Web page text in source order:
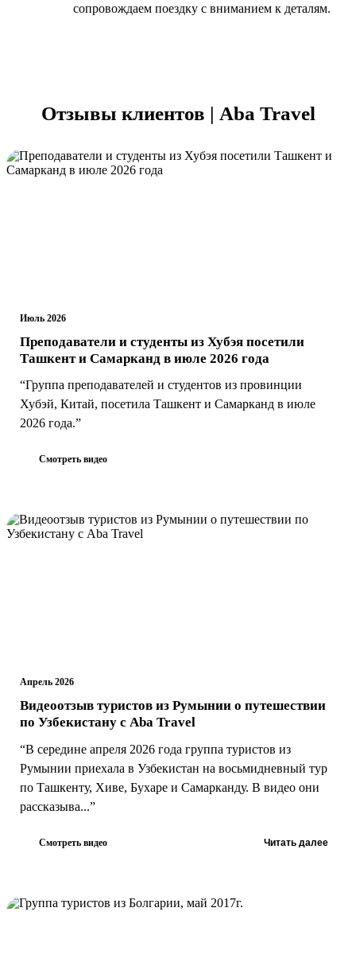
сопровождаем поездку с вниманием к деталям.
Отзывы клиентов | Aba Travel
Июль 2026
Преподаватели и студенты из Хубэя посетили
Ташкент и Самарканд в июле 2026 года
“Группа преподавателей и студентов из провинции
Хубэй, Китай, посетила Ташкент и Самарканд в июле
2026 года.”
Смотреть видео
Апрель 2026
Видеоотзыв туристов из Румынии о путешествии
по Узбекистану с Aba Travel
“В середине апреля 2026 года группа туристов из
Румынии приехала в Узбекистан на восьмидневный тур
по Ташкенту, Хиве, Бухаре и Самарканду. В видео они
рассказыва...”
Смотреть видео Читать далее